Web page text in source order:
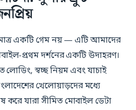
একটি গেম নয় — এটি আমাদের
প্রথম দর্শনের একটি উদাহরণ।
স্বচ্ছ নিয়ম এবং যাচাই
খেলোয়াড়দের মধ্যে
করে যারা সীমিত মোবাইল ডেটা